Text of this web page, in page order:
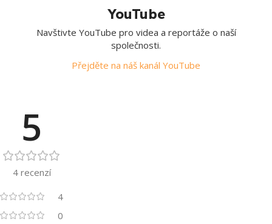
YouTube
Navštivte YouTube pro videa a reportáže o naší
společnosti.
Přejděte na náš kanál YouTube
5
4 recenzí
4
0